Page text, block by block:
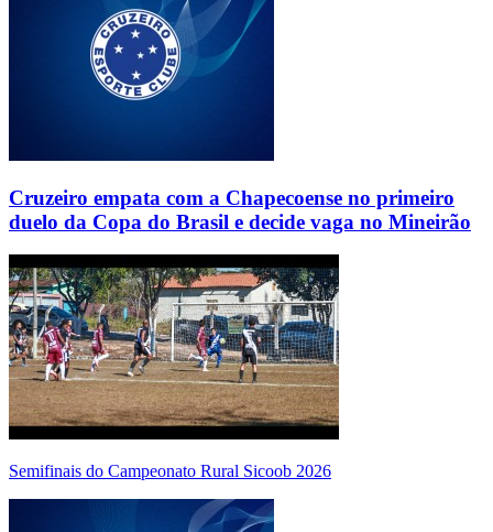
Cruzeiro empata com a Chapecoense no primeiro
duelo da Copa do Brasil e decide vaga no Mineirão
Semifinais do Campeonato Rural Sicoob 2026